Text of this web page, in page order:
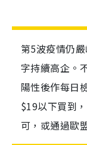
第5波疫情仍
字持續高企。
陽性後作每日
$19以下買到
可，或通過歐